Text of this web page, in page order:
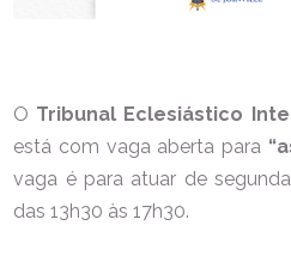
O Tribunal Eclesiástico
está com vaga aberta para
vaga é para atuar de
das 13h30 às 17h30.